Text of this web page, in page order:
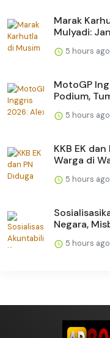
Marak
Mulyadi:
5 hours ago
MotoGP
Podium,
5 hours ago
KKB EK
Warga di
5 hours ago
Negara,
5 hours ago